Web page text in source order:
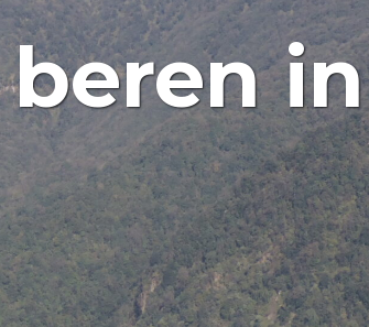
in